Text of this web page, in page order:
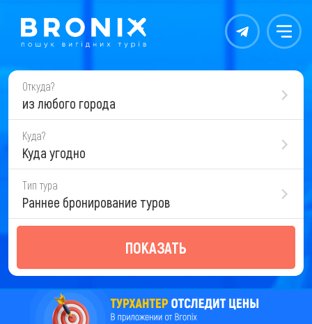
Контакты Меню
Откуда?
из любого города
Куда?
Куда угодно
Тип тура
Раннее бронирование туров
ПОКАЗАТЬ